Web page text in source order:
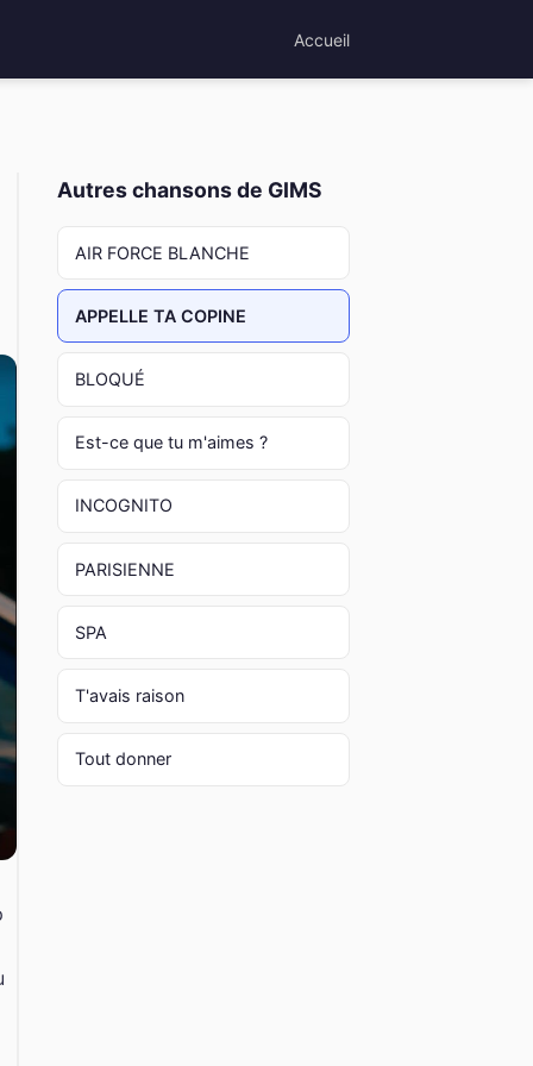
Accueil
Autres chansons de GIMS
AIR FORCE BLANCHE
APPELLE TA COPINE
BLOQUÉ
Est-ce que tu m'aimes ?
INCOGNITO
PARISIENNE
SPA
T'avais raison
Tout donner